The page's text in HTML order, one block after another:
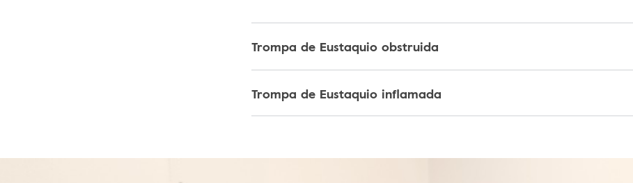
Trompa de Eustaquio obstruida
Trompa de Eustaquio inflamada